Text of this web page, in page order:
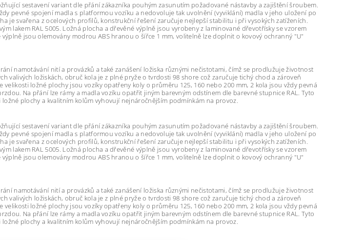
sestavení variant dle přání zákazníka pouhým zasunutím požadované nástavby a zajištění šroubem.
pevné spojení madla s platformou vozíku a nedovoluje tak uvolnění (vyviklání) madla v jeho uložení po
je svařena z ocelových profilů, konstrukční řešení zaručuje nejlepší stabilitu i při vysokých zatíženích.
lakem RAL 5005. Ložná plocha a dřevěné výplně jsou vyrobeny z laminované dřevotřísky se vzorem
jsou olemovány modrou ABS hranou o šířce 1 mm, volitelně lze doplnit o kovový ochranný "U"
namotávání nití a provázků a také zanášení ložiska různými nečistotami, čímž se prodlužuje životnost
valivých ložiskách, obruč kola je z plné pryže o tvrdosti 98 shore což zaručuje tichý chod a zároveň
ložné plochy jsou vozíky opatřeny koly o průměru 125, 160 nebo 200 mm, 2 kola jsou vždy pevná
Na přání lze rámy a madla vozíku opatřit jiným barevným odstínem dle barevné stupnice RAL. Tyto
plochy a kvalitním kolům vyhovují nejnáročnějším podmínkám na provoz.
sestavení variant dle přání zákazníka pouhým zasunutím požadované nástavby a zajištění šroubem.
pevné spojení madla s platformou vozíku a nedovoluje tak uvolnění (vyviklání) madla v jeho uložení po
je svařena z ocelových profilů, konstrukční řešení zaručuje nejlepší stabilitu i při vysokých zatíženích.
lakem RAL 5005. Ložná plocha a dřevěné výplně jsou vyrobeny z laminované dřevotřísky se vzorem
jsou olemovány modrou ABS hranou o šířce 1 mm, volitelně lze doplnit o kovový ochranný "U"
namotávání nití a provázků a také zanášení ložiska různými nečistotami, čímž se prodlužuje životnost
valivých ložiskách, obruč kola je z plné pryže o tvrdosti 98 shore což zaručuje tichý chod a zároveň
ložné plochy jsou vozíky opatřeny koly o průměru 125, 160 nebo 200 mm, 2 kola jsou vždy pevná
Na přání lze rámy a madla vozíku opatřit jiným barevným odstínem dle barevné stupnice RAL. Tyto
plochy a kvalitním kolům vyhovují nejnáročnějším podmínkám na provoz.